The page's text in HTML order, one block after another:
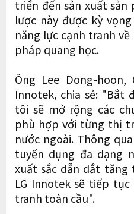
triển đến sản xuất sản
lược này được kỳ
năng lực cạnh tranh
pháp quang học.
Ông Lee Dong-hoon,
Innotek, chia sẻ: "Bắt
tôi sẽ mở rộng các
phù hợp với từng thị
nước ngoài. Thông
tuyển dụng đa dạng
xuất sắc dẫn dắt
LG Innotek sẽ tiếp
tranh toàn cầu".